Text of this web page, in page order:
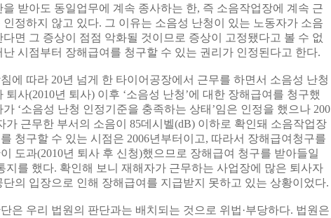
받아도 동일업무에 계속 종사하는 한, 즉 소음작업장에 계속 근
정하지 않고 있다. 그 이유는 소음성 난청이 있는 노동자가 소음
면 그 증상이 점점 악화될 것이므로 증상이 고정됐다고 볼 수 없
시점부터 장해급여를 청구할 수 있는 권리가 인정된다고 한다.
에 따라 20년 넘게 한 타이어공장에서 근무를 하면서 소음성 난청
사(2010년 퇴사) 이후 ‘소음성 난청’에 대한 장해급여를 청구했
‘소음성 난청 인정기준을 충족하는 상태’임은 인정을 했으나 200
가 근무한 부서의 소음이 85데시벨(dB) 이하로 확인돼 소음작업장
청구할 수 있는 시점은 2006년부터이고, 따라서 장해급여청구를
도과(2010년 퇴사 후 신청)했으므로 장해급여 청구를 받아들일
지를 했다. 확인해 보니 재해자가 근무하는 사업장에 많은 퇴사자
의 입장으로 인해 장해급여를 지급받지 못하고 있는 상황이었다.
은 우리 법원의 판단과는 배치되는 것으로 위법·부당하다. 법원은